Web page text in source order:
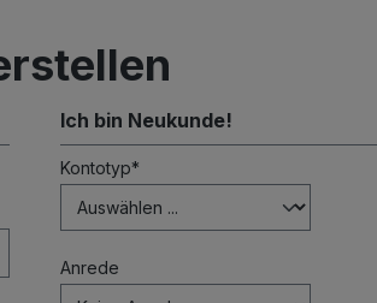
Ich bin Neukunde!
Persönliche
Kontotyp*
Anrede